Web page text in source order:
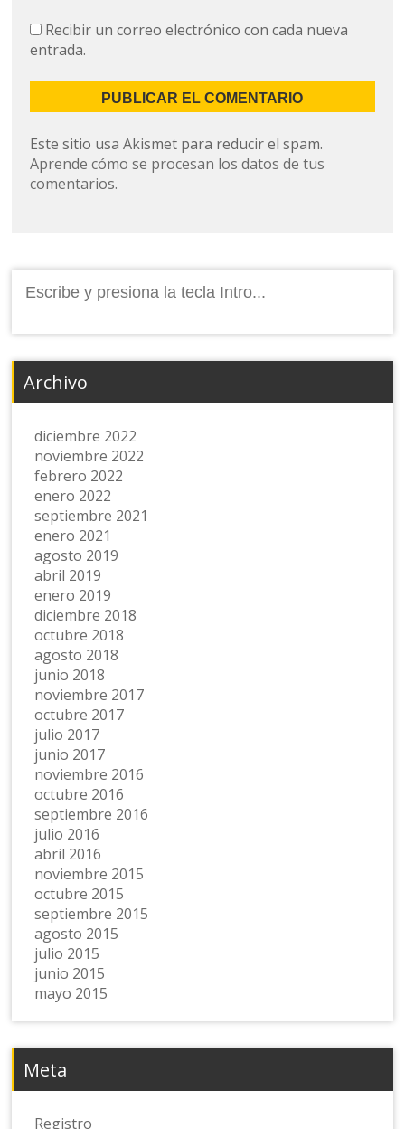
Recibir un correo electrónico con cada nueva
entrada.
Este sitio usa Akismet para reducir el spam.
Aprende cómo se procesan los datos de tus
comentarios.
Archivo
diciembre 2022
noviembre 2022
febrero 2022
enero 2022
septiembre 2021
enero 2021
agosto 2019
abril 2019
enero 2019
diciembre 2018
octubre 2018
agosto 2018
junio 2018
noviembre 2017
octubre 2017
julio 2017
junio 2017
noviembre 2016
octubre 2016
septiembre 2016
julio 2016
abril 2016
noviembre 2015
octubre 2015
septiembre 2015
agosto 2015
julio 2015
junio 2015
mayo 2015
Meta
Registro